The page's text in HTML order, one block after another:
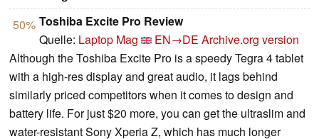
50% Toshiba Excite Pro Review
Quelle: Laptop Mag EN→DE Archive.org version
Although the Toshiba Excite Pro is a speedy Tegra 4 tablet
with a high-res display and great audio, it lags behind
similarly priced competitors when it comes to design and
battery life. For just $20 more, you can get the ultraslim and
water-resistant Sony Xperia Z, which has much longer